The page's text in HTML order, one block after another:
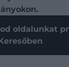
oldalunkat